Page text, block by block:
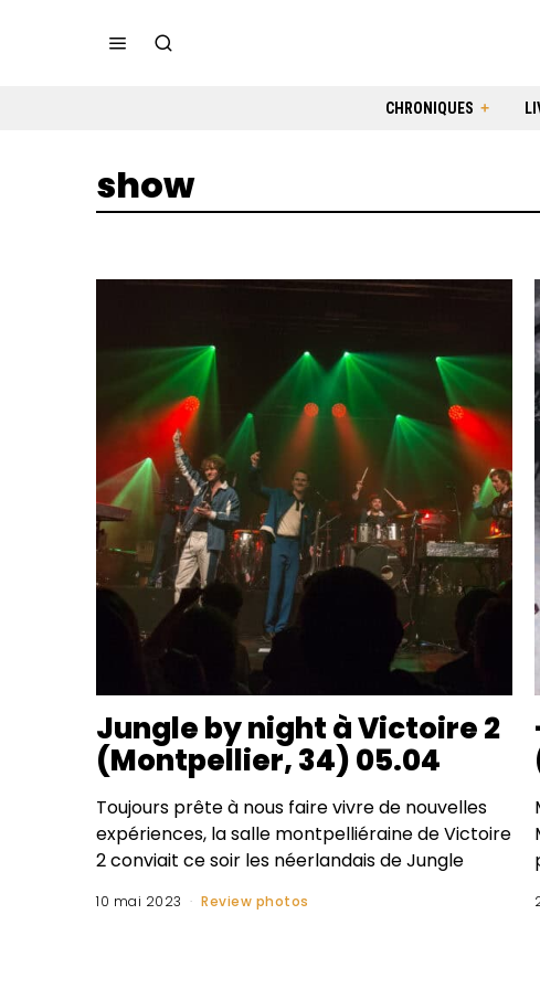
CHRONIQUES
show
Jungle by night à Victoire 2
(Montpellier, 34) 05.04
Toujours prête à nous faire vivre de nouvelles
expériences, la salle montpelliéraine de Victoire
2 conviait ce soir les néerlandais de Jungle
10 mai 2023 Review photos